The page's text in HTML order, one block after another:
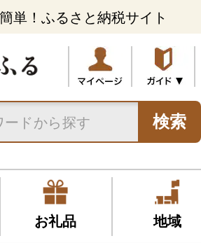
単！ふるさと納税サイト
検索
お礼品 地域